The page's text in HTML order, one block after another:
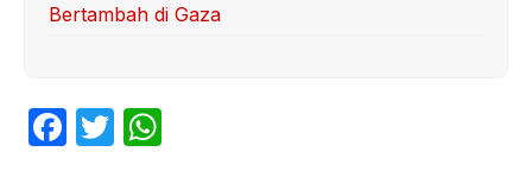
Bertambah di Gaza
F
T